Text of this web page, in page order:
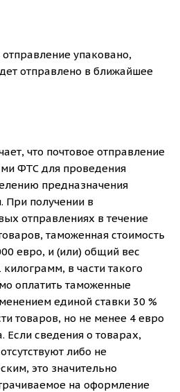
отправление упаковано,
отправлено в ближайшее
что почтовое отправление
ФТС для проведения
предназначения
При получении в
отправлениях в течение
таможенная стоимость
евро, и (или) общий вес
в части такого
оплатить таможенные
единой ставки 30 %
товаров, но не менее 4 евро
Если сведения о товарах,
либо не
это значительно
на оформление